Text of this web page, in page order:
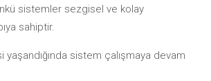
sistemler sezgisel ve kolay
sahiptir.
sistem çalışmaya devam